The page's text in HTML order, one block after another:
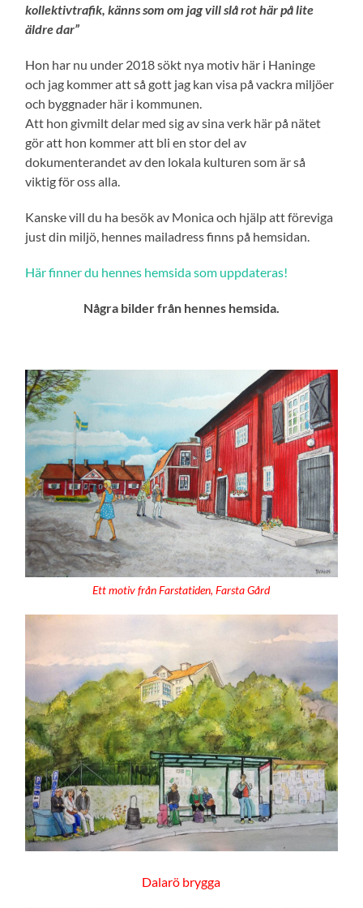
kollektivtrafik, känns som om jag vill slå rot här på lite
äldre dar”
Hon har nu under 2018 sökt nya motiv här i Haninge
och jag kommer att så gott jag kan visa på vackra miljöer
och byggnader här i kommunen.
Att hon givmilt delar med sig av sina verk här på nätet
gör att hon kommer att bli en stor del av
dokumenterandet av den lokala kulturen som är så
viktig för oss alla.
Kanske vill du ha besök av Monica och hjälp att föreviga
just din miljö, hennes mailadress finns på hemsidan.
Här finner du hennes hemsida som uppdateras!
Några bilder från hennes hemsida.
Ett motiv från Farstatiden, Farsta Gård
Dalarö brygga